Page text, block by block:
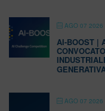
AGO 07 2026
AI-BOOST |
AGO 07 2026